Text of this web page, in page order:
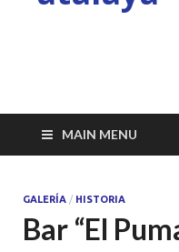
MAIN MENU
GALERÍA / HISTORIA
Bar “El